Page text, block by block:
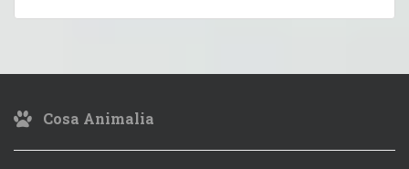
Cosa Animalia